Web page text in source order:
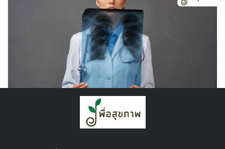
วัณโรค อันตรายไหม ? ชวนดูโรคติดต่อที่ต้อง
ทำความรู้จักและเข้าใจให้มากขึ้น